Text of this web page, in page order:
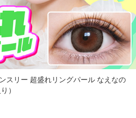
スリー 超盛れリングパール なえなの
）